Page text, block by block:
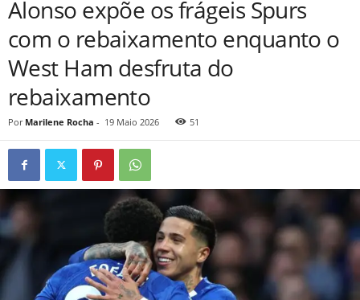
Alonso expõe os frágeis Spurs
com o rebaixamento enquanto o
West Ham desfruta do
rebaixamento
Por Marilene Rocha - 19 Maio 2026 51